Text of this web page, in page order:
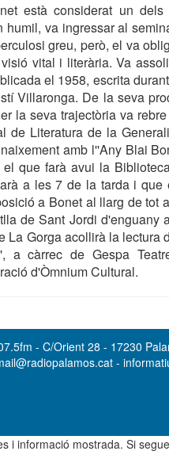
està considerat un
humil, va ingressar al
greu, però, el va
vital i literària. Va
el 1958, escrita
Villaronga. De la seva
la seva trajectòria va
de Literatura de la
amb l''Any Blai
que farà avui la
a les 7 de la tarda i que
a Bonet al llarg de tot
de Sant Jordi d'enguany
La Gorga acollirà la lectura
a càrrec de Gespa
d'Òmnium Cultural.
- C/Orient 28 - 17230
-
i informació mostrada. Si